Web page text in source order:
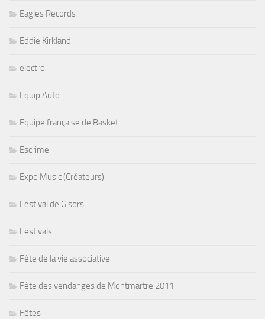
Eagles Records
Eddie Kirkland
electro
Equip Auto
Equipe française de Basket
Escrime
Expo Music (Créateurs)
Festival de Gisors
Festivals
Fête de la vie associative
Fête des vendanges de Montmartre 2011
Fêtes